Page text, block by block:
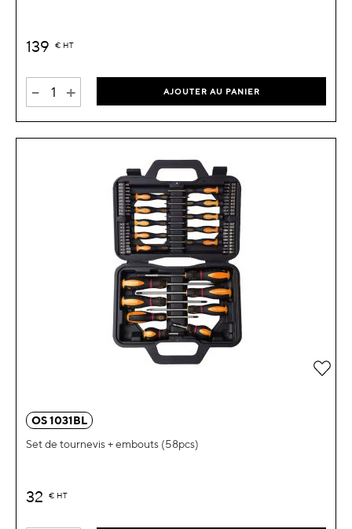
139 € HT
- + AJOUTER AU PANIER
OS 1031BL
Set de tournevis + embouts (58pcs)
32 € HT